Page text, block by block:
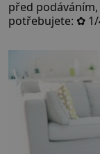
před
potřebujete: ✿
okurky ✿ 2
lžíci citronové